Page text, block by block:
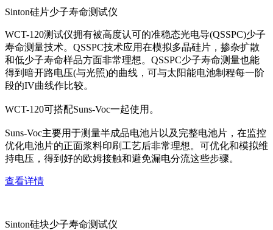
Sinton硅片少子寿命测试仪
WCT-120测试仪拥有被高度认可的准稳态光电导(QSSPC)少子
寿命测量技术。QSSPC技术应用在模拟多晶硅片，掺杂扩散
和低少子寿命样品方面非常理想。QSSPC少子寿命测量也能
得到暗开路电压(与光照)的曲线，可与太阳能电池制程每一阶
段的IV曲线作比较。
WCT-120可搭配Suns-Voc一起使用。
Suns-Voc主要用于测量半成品电池片以及完整电池片，在监控
优化电池片的正面浆料印刷工艺后非常理想。可优化和模拟维
持电压，得到好的欧姆接触和避免漏电分流这些步骤。
查看详情
Sinton硅块少子寿命测试仪